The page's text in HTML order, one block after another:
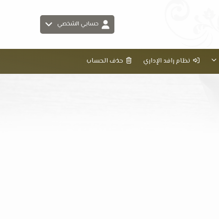
حسابي الشخصي
نظام رافد الإداري حذف الحساب